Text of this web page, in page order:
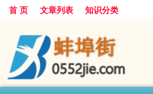
首 页 文章列表 知识分类